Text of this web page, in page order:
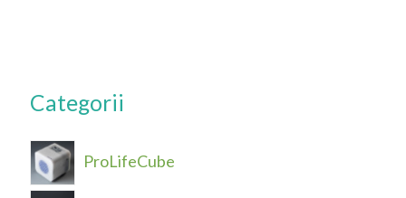
Categorii
ProLifeCube